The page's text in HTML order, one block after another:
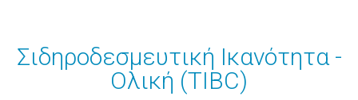
Σιδηροδεσμευτική Ικανότητα -
Ολική (TIBC)